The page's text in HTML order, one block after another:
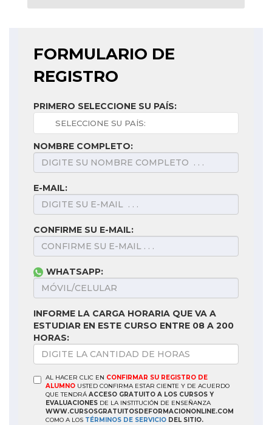
FORMULARIO DE
REGISTRO
PRIMERO SELECCIONE SU PAÍS:
NOMBRE COMPLETO:
E-MAIL:
CONFIRME SU E-MAIL:
WHATSAPP:
INFORME LA CARGA HORARIA QUE VA A
ESTUDIAR EN ESTE CURSO ENTRE 08 A 200
HORAS:
AL HACER CLIC EN CONFIRMAR SU REGISTRO DE
ALUMNO USTED CONFIRMA ESTAR CIENTE Y DE ACUERDO
QUE TENDRÁ ACCESO GRATUITO A LOS CURSOS Y
EVALUACIONES DE LA INSTITUCIÓN DE ENSEÑANZA
WWW.CURSOSGRATUITOSDEFORMACIONONLINE.COM
COMO A LOS TÉRMINOS DE SERVICIO DEL SITIO.